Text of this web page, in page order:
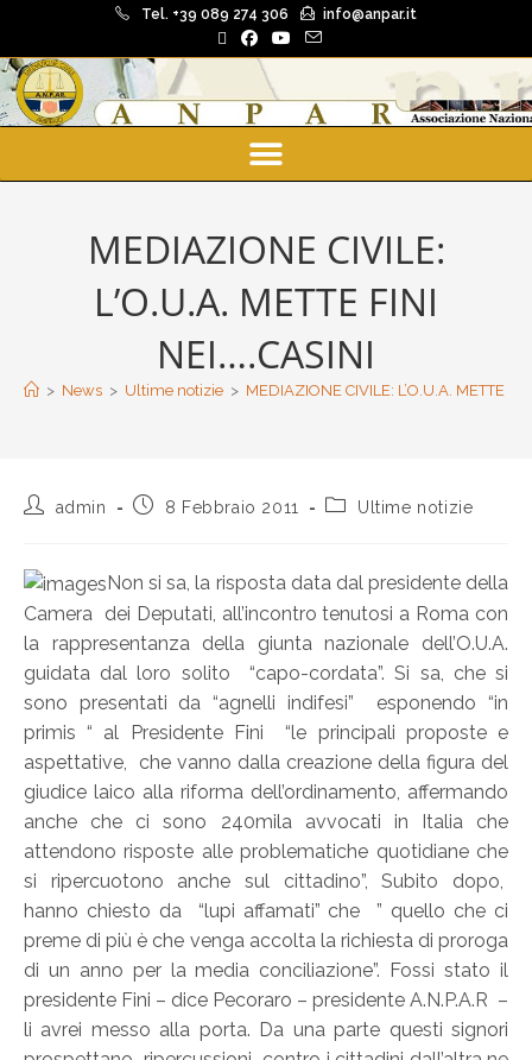
Tel. +39 089 274 306 info@anpar.it
MEDIAZIONE CIVILE:
L’O.U.A. METTE FINI
NEI….CASINI
> News > Ultime notizie > MEDIAZIONE CIVILE: L’O.U.A. METTE
admin 8 Febbraio 2011 Ultime notizie
Non si sa, la risposta data dal presidente della
Camera dei Deputati, all’incontro tenutosi a Roma con
la rappresentanza della giunta nazionale dell’O.U.A.
guidata dal loro solito “capo-cordata”. Si sa, che si
sono presentati da “agnelli indifesi” esponendo “in
primis “ al Presidente Fini “le principali proposte e
aspettative, che vanno dalla creazione della figura del
giudice laico alla riforma dell’ordinamento, affermando
anche che ci sono 240mila avvocati in Italia che
attendono risposte alle problematiche quotidiane che
si ripercuotono anche sul cittadino”, Subito dopo,
hanno chiesto da “lupi affamati” che ” quello che ci
preme di più è che venga accolta la richiesta di proroga
di un anno per la media conciliazione”. Fossi stato il
presidente Fini – dice Pecoraro – presidente A.N.P.A.R –
li avrei messo alla porta. Da una parte questi signori